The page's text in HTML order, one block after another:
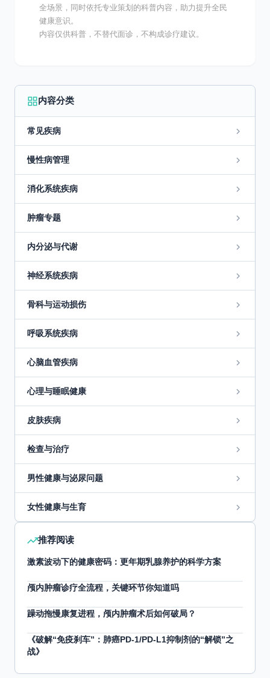
全场景，同时依托专业策划的科普内容，助力提升全民
健康意识。
内容仅供科普，不替代面诊，不构成诊疗建议。
内容分类
常见疾病
慢性病管理
消化系统疾病
肿瘤专题
内分泌与代谢
神经系统疾病
骨科与运动损伤
呼吸系统疾病
心脑血管疾病
心理与睡眠健康
皮肤疾病
检查与治疗
男性健康与泌尿问题
女性健康与生育
推荐阅读
激素波动下的健康密码：更年期乳腺养护的科学方案
颅内肿瘤诊疗全流程，关键环节你知道吗
躁动拖慢康复进程，颅内肿瘤术后如何破局？
《破解“免疫刹车”：肺癌PD-1/PD-L1抑制剂的“解锁”之
战》